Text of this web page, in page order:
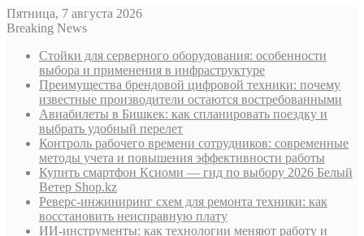
Пятница, 7 августа 2026
Breaking News
Стойки для серверного оборудования: особенности
выбора и применения в инфраструктуре
Преимущества брендовой цифровой техники: почему
известные производители остаются востребованными
Авиабилеты в Бишкек: как спланировать поездку и
выбрать удобный перелет
Контроль рабочего времени сотрудников: современные
методы учета и повышения эффективности работы
Купить смартфон Ксиоми — гид по выбору 2026 Белый
Ветер Shop.kz
Реверс-инжиниринг схем для ремонта техники: как
восстановить неисправную плату
ИИ-инструменты: как технологии меняют работу и